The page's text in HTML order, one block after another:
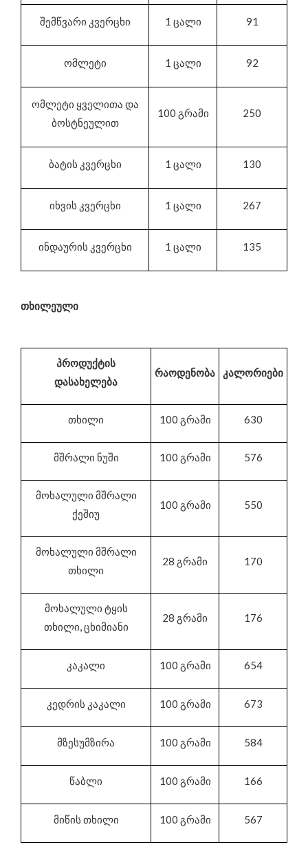
შემწვარი კვერცხი 1 ცალი 91
ომლეტი 1 ცალი 92
ომლეტი ყველითა და
ბოსტნეულით
100 გრამი 250
ბატის კვერცხი 1 ცალი 130
იხვის კვერცხი 1 ცალი 267
ინდაურის კვერცხი 1 ცალი 135
თხილეული
პროდუქტის
დასახელება
რაოდენობა კალორიები
თხილი 100 გრამი 630
მშრალი ნუში 100 გრამი 576
მოხალული მშრალი
ქეშიუ
100 გრამი 550
მოხალული მშრალი
თხილი
28 გრამი 170
მოხალული ტყის
თხილი, ცხიმიანი
28 გრამი 176
კაკალი 100 გრამი 654
კედრის კაკალი 100 გრამი 673
მზესუმზირა 100 გრამი 584
წაბლი 100 გრამი 166
მიწის თხილი 100 გრამი 567